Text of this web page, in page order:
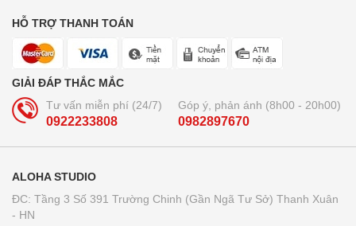
HỖ TRỢ THANH TOÁN
GIẢI ĐÁP THẮC MẮC
Tư vấn miễn phí (24/7)
0922233808
Góp ý, phản ánh (8h00 - 20h00)
0982897670
ALOHA STUDIO
ĐC: Tầng 3 Số 391 Trường Chinh (Gần Ngã Tư Sở) Thanh Xuân
- HN